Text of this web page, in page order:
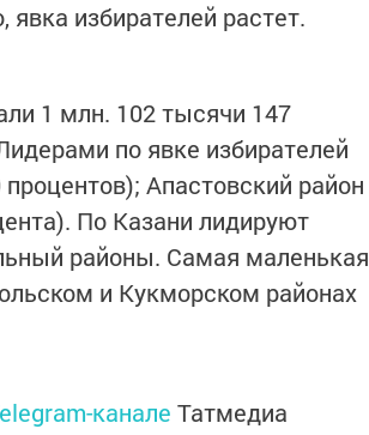
явка избирателей растет.
1 млн. 102 тысячи 147
по явке избирателей
Апастовский район
По Казани лидируют
районы. Самая маленькая
и Кукморском районах
канале Татмедиа